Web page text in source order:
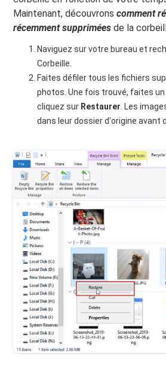
Maintenant, découvronscomment
récemment supprimées de la
Naviguez sur votre bureau et
Corbeille.
Faites défiler tous les fichiers
photos. Une fois trouvé, faites
cliquez sur Restaurer. Les
dans leur dossier d'origine avant